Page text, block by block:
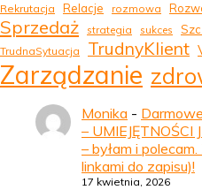
Rekrutacja
Relacje rozmowa
Sprzedaż strategia sukces
TrudnaSytuacja TrudnyKlient
Zarządzanie
Monika -
– UMIEJĘTNOŚCI
– byłam i
linkami do zapisu)!
17 kwietnia, 2026